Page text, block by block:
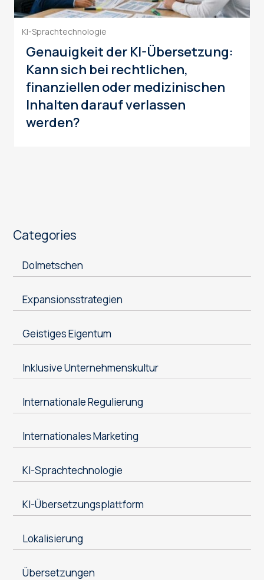
KI-Sprachtechnologie
Genauigkeit der KI-Übersetzung:
Kann sich bei rechtlichen,
finanziellen oder medizinischen
Inhalten darauf verlassen
werden?
Categories
Dolmetschen
Expansionsstrategien
Geistiges Eigentum
Inklusive Unternehmenskultur
Internationale Regulierung
Internationales Marketing
KI-Sprachtechnologie
KI-Übersetzungsplattform
Lokalisierung
Übersetzungen